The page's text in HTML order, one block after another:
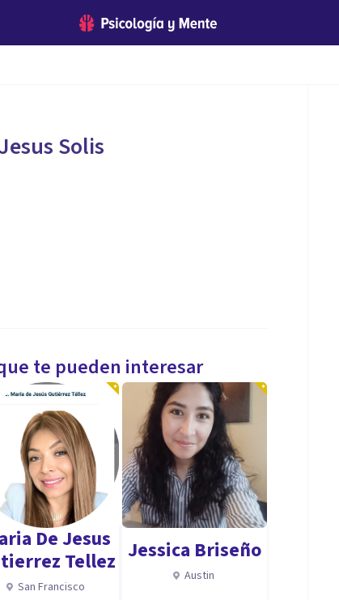
Solis
te pueden interesar
De Jesus
Tellez
San Francisco
Jessica Briseño
Austin